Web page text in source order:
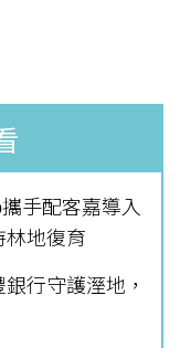
手配客嘉導入
林地復育
行守護溼地，